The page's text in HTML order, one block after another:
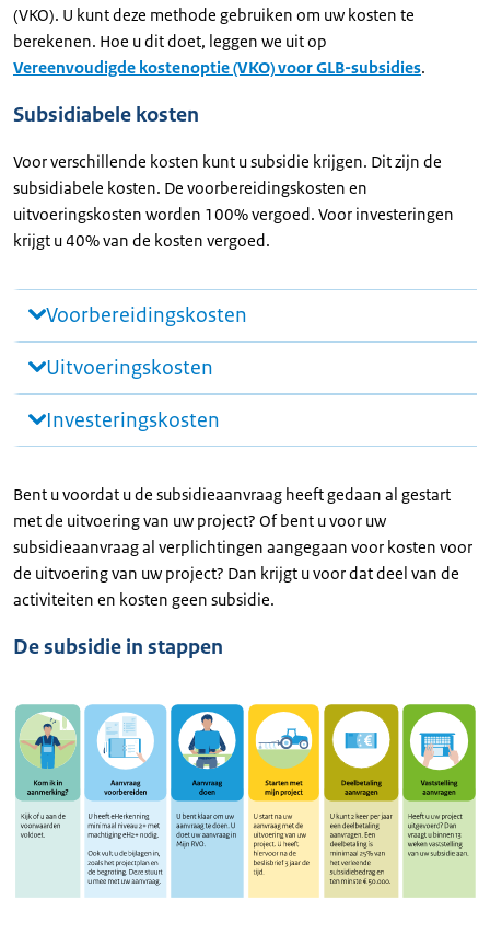
(VKO). U kunt deze methode gebruiken om uw kosten te
berekenen. Hoe u dit doet, leggen we uit op
Vereenvoudigde kostenoptie (VKO) voor GLB-subsidies.
Subsidiabele kosten
Voor verschillende kosten kunt u subsidie krijgen. Dit zijn de
subsidiabele kosten. De voorbereidingskosten en
uitvoeringskosten worden 100% vergoed. Voor investeringen
krijgt u 40% van de kosten vergoed.
Voorbereidingskosten
Uitvoeringskosten
Investeringskosten
Bent u voordat u de subsidieaanvraag heeft gedaan al gestart
met de uitvoering van uw project? Of bent u voor uw
subsidieaanvraag al verplichtingen aangegaan voor kosten voor
de uitvoering van uw project? Dan krijgt u voor dat deel van de
activiteiten en kosten geen subsidie.
De subsidie in stappen